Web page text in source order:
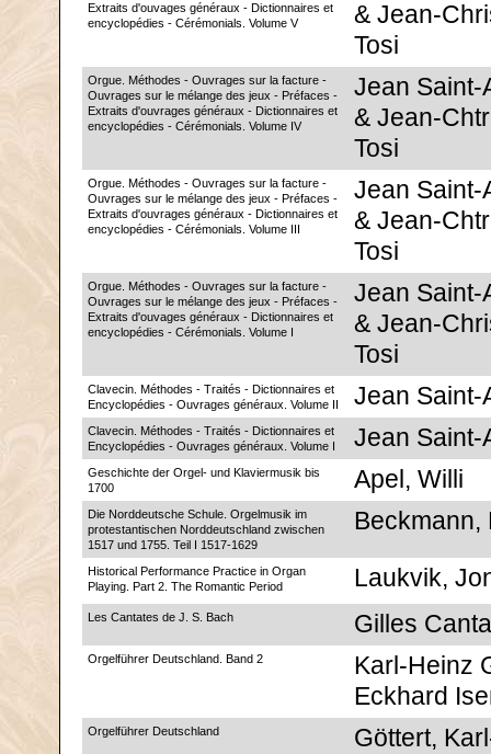
Extraits d'ouvages généraux - Dictionnaires et
encyclopédies - Cérémonials. Volume V
& Jean-
Tosi
Orgue. Méthodes - Ouvrages sur la facture -
Ouvrages sur le mélange des jeux - Préfaces -
Extraits d'ouvrages généraux - Dictionnaires et
encyclopédies - Cérémonials. Volume IV
Jean Saint-
& Jean-
Tosi
Orgue. Méthodes - Ouvrages sur la facture -
Ouvrages sur le mélange des jeux - Préfaces -
Extraits d'ouvrages généraux - Dictionnaires et
encyclopédies - Cérémonials. Volume III
Jean Saint-
& Jean-
Tosi
Orgue. Méthodes - Ouvrages sur la facture -
Ouvrages sur le mélange des jeux - Préfaces -
Extraits d'ouvages généraux - Dictionnaires et
encyclopédies - Cérémonials. Volume I
Jean Saint-
& Jean-
Tosi
Clavecin. Méthodes - Traités - Dictionnaires et
Encyclopédies - Ouvrages généraux. Volume II
Jean Saint-
Clavecin. Méthodes - Traités - Dictionnaires et
Encyclopédies - Ouvrages généraux. Volume I
Jean Saint-
Geschichte der Orgel- und Klaviermusik bis
1700
Apel, Willi
Die Norddeutsche Schule. Orgelmusik im
protestantischen Norddeutschland zwischen
1517 und 1755. Teil I 1517-1629
Beckmann,
Historical Performance Practice in Organ
Playing. Part 2. The Romantic Period
Laukvik,
Les Cantates de J. S. Bach Gilles
Orgelführer Deutschland. Band 2
Karl-Heinz
Eckhard
Orgelführer Deutschland
Göttert,